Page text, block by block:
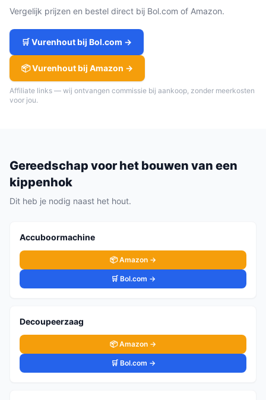
Vergelijk prijzen en bestel direct bij Bol.com of Amazon.
🛒Vurenhoutbij Bol.com →
📦Vurenhoutbij Amazon →
Affiliate links — wij ontvangen commissie bij aankoop, zonder meerkosten
voor jou.
Gereedschap voor het bouwen van een
kippenhok
Dit heb je nodig naast het hout.
Accuboormachine
📦 Amazon →
🛒 Bol.com →
Decoupeerzaag
📦 Amazon →
🛒 Bol.com →